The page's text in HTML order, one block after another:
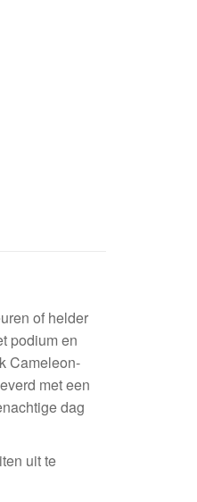
of helder
podium en
Cameleon-
met een
dag
uit te